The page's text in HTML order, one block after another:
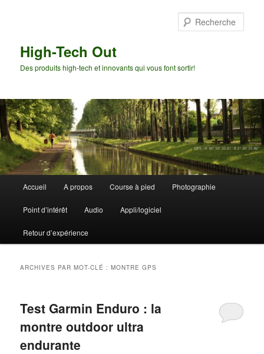
High-Tech Out
Des produits high-tech et innovants qui vous font sortir!
principal
Accueil A propos Course à pied Photographie
Point d’intérêt Audio Appli/logiciel
Retour d’expérience
ARCHIVES PAR MOT-CLÉ :MONTRE GPS
Test Garmin Enduro : la
montre outdoor ultra
endurante